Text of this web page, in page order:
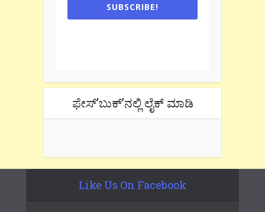
SUBSCRIBE!
ಫೇಸ್’ಬುಕ್’ನಲ್ಲಿ ಲೈಕ್ ಮಾಡಿ
Like Us On Facebook